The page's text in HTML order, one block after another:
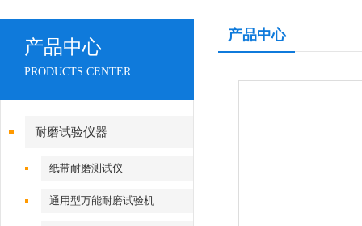
产品中心
PRODUCTS CENTER
耐磨试验仪器
纸带耐磨测试仪
通用型万能耐磨试验机
产品中心